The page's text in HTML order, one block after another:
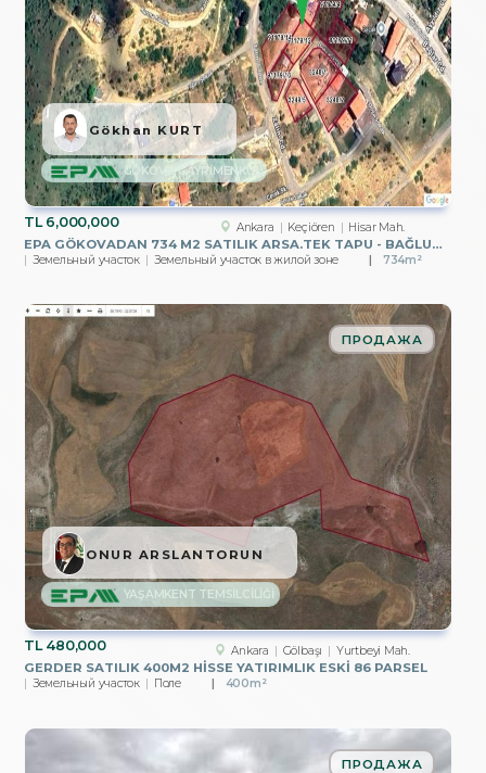
TL6,000,000 Ankara Keçiören Hisar Mah.
EPA GÖKOVADAN 734 M2 SATILIK ARSA.TEK TAPU - BAĞLUM - KEÇİÖREN
Земельный участок Земельный участок в жилой зоне 734m²
GÖKOVA GAYRİMENKUL
Gökhan KURT
TL480,000 Ankara Gölbaşı Yurtbeyi Mah.
GERDER SATILIK 400M2 HİSSE YATIRIMLIK ESKİ 86 PARSEL
ПРОДАЖА
Земельный участок Поле 400m²
YAŞAMKENT TEMSİLCİLİĞİ
ONUR ARSLANTORUN
ПРОДАЖА